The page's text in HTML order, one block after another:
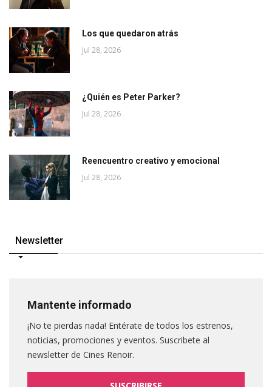
Los que quedaron atrás
Jul 28, 2026
¿Quién es Peter Parker?
Jul 28, 2026
Reencuentro creativo y emocional
Jul 28, 2026
Newsletter
Mantente informado
¡No te pierdas nada! Entérate de todos los estrenos,
noticias, promociones y eventos. Suscribete al
newsletter de Cines Renoir.